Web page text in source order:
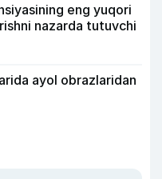
eng yuqori
nazarda tutuvchi
ayol obrazlaridan